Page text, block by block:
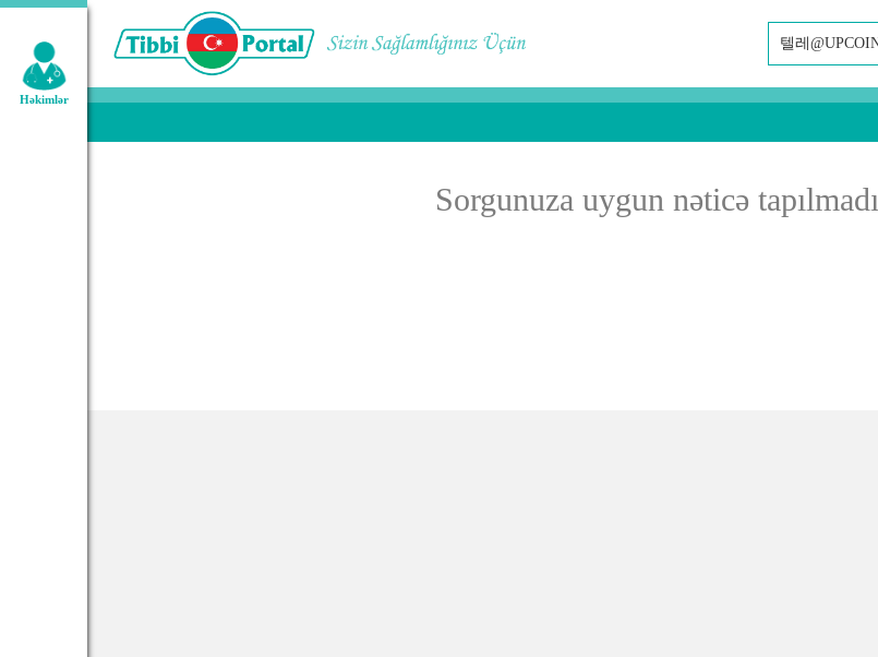
Geniş axtarış:
Həkimlər
Sorgunuza uygun nəticə tapılmadı